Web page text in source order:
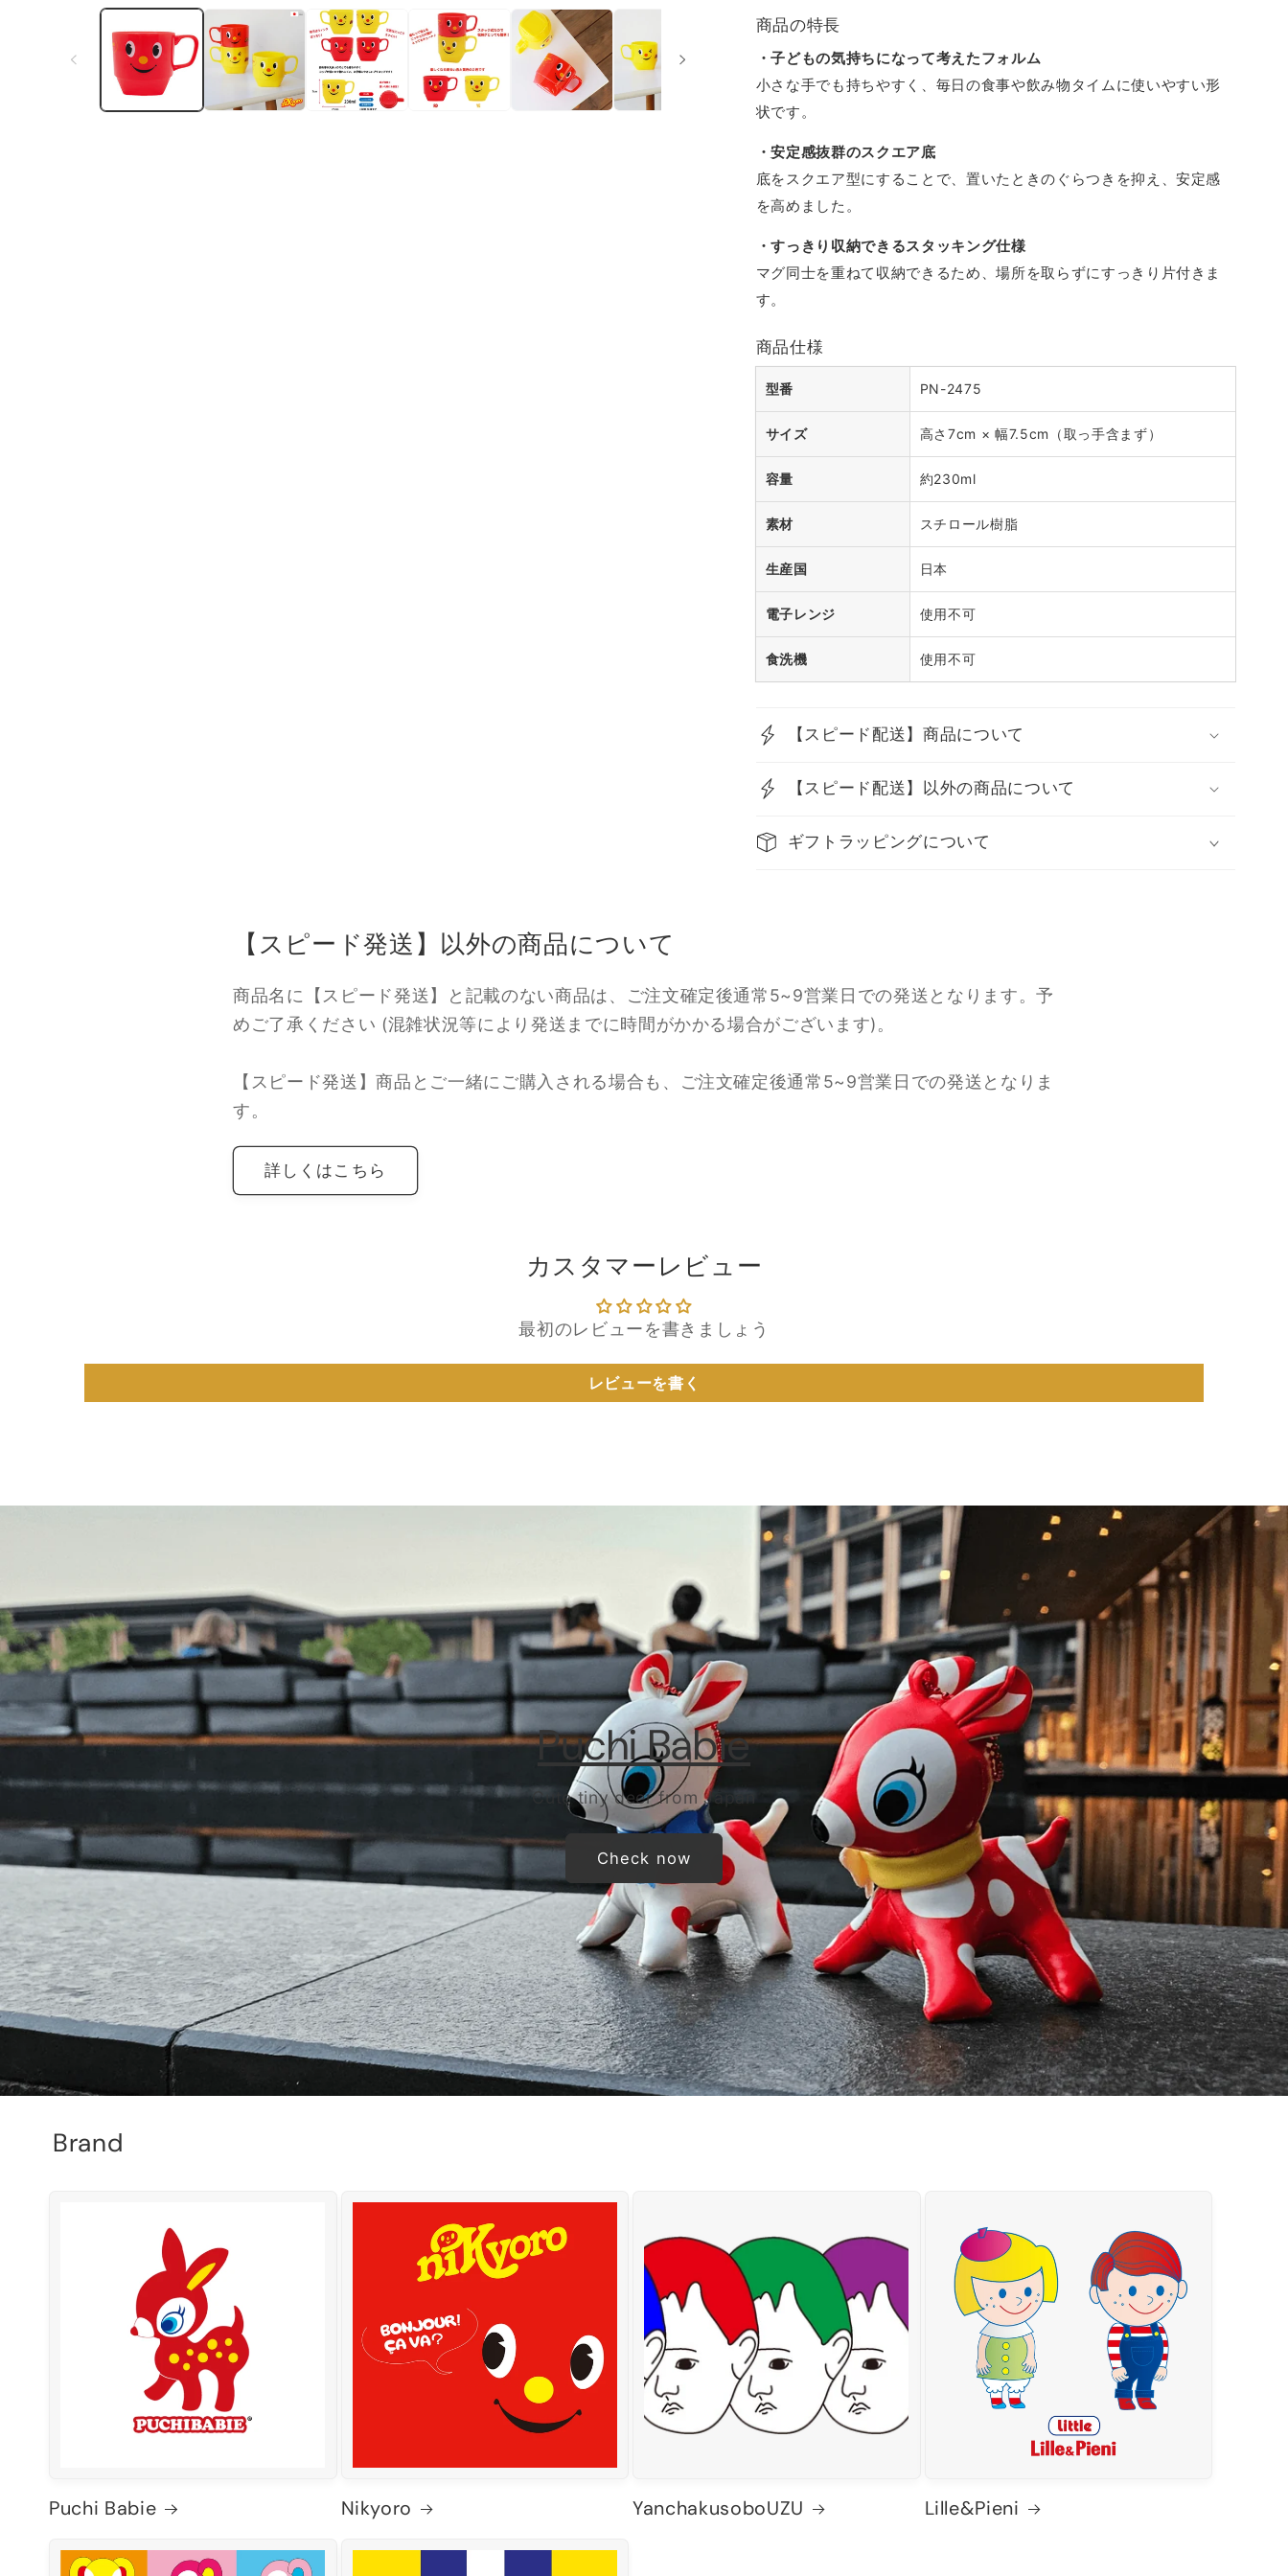
タ
ッ
ク
マ
の
数
量
減
ら
ッ
ク
の
数
増
や
商品の特長
・子どもの気持ちになって考えたフォルム
小さな手でも持ちやすく、毎日の食事や飲み物タイムに使いやすい形
状です。
・安定感抜群のスクエア底
底をスクエア型にすることで、置いたときのぐらつきを抑え、安定感
を高めました。
・すっきり収納できるスタッキング仕様
マグ同士を重ねて収納できるため、場所を取らずにすっきり片付きま
す。
商品仕様
型番 PN-2475
サイズ 高さ7cm × 幅7.5cm（取っ手含まず）
容量 約230ml
素材 スチロール樹脂
生産国 日本
電子レンジ 使用不可
食洗機 使用不可
【スピード配送】商品について
【スピード配送】以外の商品について
ギフトラッピングについて
【スピード発送】以外の商品について
商品名に【スピード発送】と記載のない商品は、ご注文確定後通常5~9営業日での発送となります。予
めご了承ください (混雑状況等により発送までに時間がかかる場合がございます)。
【スピード発送】商品とご一緒にご購入される場合も、ご注文確定後通常5~9営業日での発送となりま
す。
詳しくはこちら
カスタマーレビュー
最初のレビューを書きましょう
レビューを書く
Puchi Babie
Cute tiny deer from Japan
Check now
Brand
Puchi Babie Nikyoro YanchakusoboUZU Lille&Pieni